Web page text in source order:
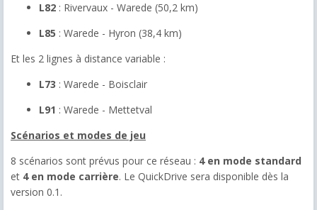
L82 : Rivervaux - Warede (50,2 km)
L85 : Warede - Hyron (38,4 km)
Et les 2 lignes à distance variable :
L73 : Warede - Boisclair
L91 : Warede - Mettetval
Scénarios et modes de jeu
8 scénarios sont prévus pour ce réseau : 4 en mode standard
et 4 en mode carrière. Le QuickDrive sera disponible dès la
version 0.1.